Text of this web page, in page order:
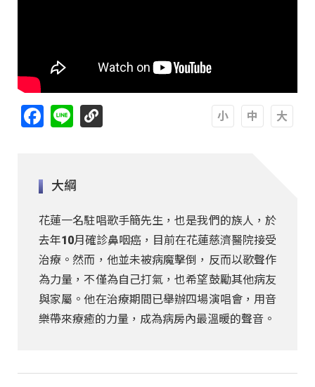
Facebook
Line
大綱
花蓮一名駐唱歌手簡先生，也是我們的族人，於
去年10月確診鼻咽癌，目前在花蓮慈濟醫院接受
治療。然而，他並未被病魔擊倒，反而以歌聲作
為力量，不僅為自己打氣，也希望鼓勵其他病友
與家屬。他在治療期間已舉辦四場演唱會，用音
樂帶來療癒的力量，成為病房內最溫暖的聲音。